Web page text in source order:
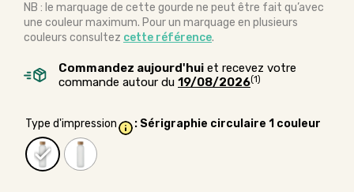
NB : le marquage de cette gourde ne peut être fait qu’avec
une couleur maximum. Pour un marquage en plusieurs
couleurs consultez cette référence.
Commandez aujourd'hui et recevez votre
commande autour du 19/08/2026(1)
Type d'impression : Sérigraphie circulaire 1 couleur